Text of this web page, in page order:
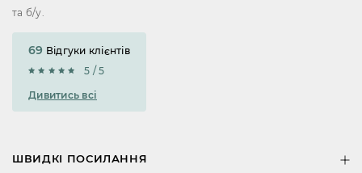
та б/у.
69 Відгуки клієнтів
5 / 5
Дивитись всі
ШВИДКІ ПОСИЛАННЯ